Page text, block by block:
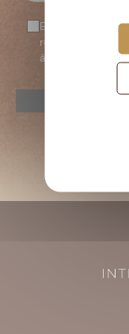
En vous
recevoir notre
âgé d’au moins
champ
vide.